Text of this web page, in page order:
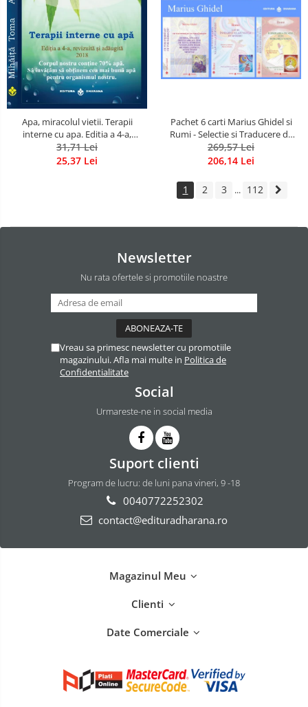
Apa, miracolul vietii. Terapii
interne cu apa. Editia a 4-a,
revizuita si adaugita.
31,71 Lei
25,37 Lei
Pachet 6 carti Marius Ghidel si
Rumi - Selectie si Traducere de
Marius Ghidel
269,57 Lei
206,14 Lei
1 2 3 ... 112
Newsletter
Nu rata ofertele si promotiile noastre
Vreau sa primesc newsletter cu promotiile
magazinului. Afla mai multe in Politica de
Confidentialitate
Social
Urmareste-ne in social media
Suport clienti
Program de lucru: de luni pana vineri, 9 -18
0040772252302
contact@edituradharana.ro
Magazinul Meu
Clienti
Date Comerciale